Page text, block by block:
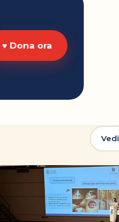
♥ Dona ora